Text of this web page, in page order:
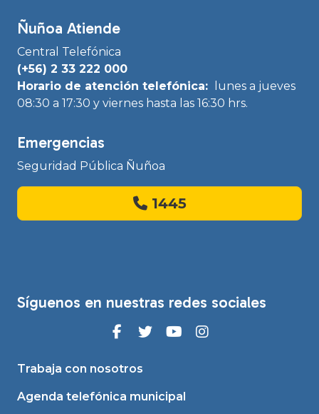
Ñuñoa Atiende
Central Telefónica
(+56) 2 33 222 000
Horario de atención telefónica:
lunes a jueves
08:30 a 17:30 y viernes hasta las 16:30 hrs.
Emergencias
Seguridad Pública Ñuñoa
1445
Síguenos en nuestras redes sociales
Trabaja con nosotros
Agenda telefónica municipal